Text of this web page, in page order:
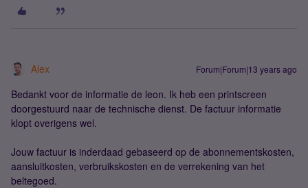
Alex Forum|Forum|13 years ago
Bedankt voor de informatie de leon. Ik heb een printscreen
doorgestuurd naar de technische dienst. De factuur informatie
klopt overigens wel.
Jouw factuur is inderdaad gebaseerd op de abonnementskosten,
aansluitkosten, verbruikskosten en de verrekening van het
beltegoed.